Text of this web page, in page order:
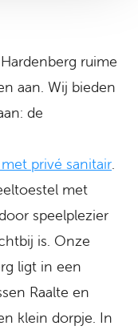
ruime
aan. Wij bieden
de
privé sanitair.
met
speelplezier
is. Onze
ligt in een
Raalte en
klein dorpje. In